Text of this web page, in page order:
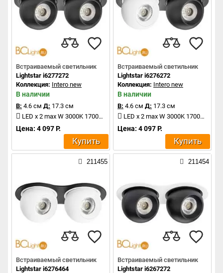
Встраиваемый светильник
Lightstar i6277272
Коллекция: Intero new
В наличии
В: 4.6 см Д: 17.3 см
LED x 2 max W 3000K 1700Lm
Цена: 4 097 Р.
Купить
Встраиваемый светильник
Lightstar i6276272
Коллекция: Intero new
В наличии
В: 4.6 см Д: 17.3 см
LED x 2 max W 3000K 1700Lm
Цена: 4 097 Р.
Купить
211455
Встраиваемый светильник
Lightstar i6276464
211454
Встраиваемый светильник
Lightstar i6267272